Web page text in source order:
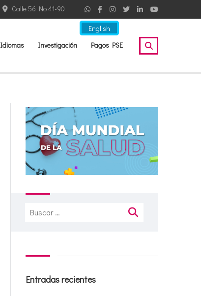
English
Calle 56 No 41-90
Idiomas Investigación Pagos PSE
Buscar:
Entradas recientes